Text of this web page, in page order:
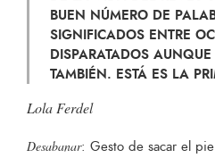
BUEN NÚMERO DE
SIGNIFICADOS ENTRE
DISPARATADOS
TAMBIÉN. ESTÁ ES LA
Lola Ferdel
Desabanar: Gesto de sacar el